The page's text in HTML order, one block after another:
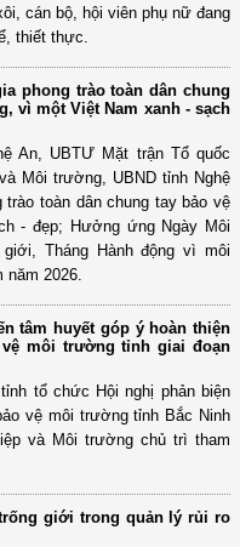
cán bộ, hội viên phụ nữ đang
thiết thực.
phong trào toàn dân chung
vì một Việt Nam xanh - sạch
An, UBTƯ Mặt trận Tổ quốc
Môi trường, UBND tỉnh Nghệ
toàn dân chung tay bảo vệ
- đẹp; Hưởng ứng Ngày Môi
Tháng Hành động vì môi
năm 2026.
tâm huyết góp ý hoàn thiện
môi trường tỉnh giai đoạn
tổ chức Hội nghị phản biện
vệ môi trường tỉnh Bắc Ninh
và Môi trường chủ trì tham
giới trong quản lý rủi ro